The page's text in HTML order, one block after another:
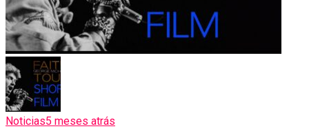
Noticias5 meses atrás